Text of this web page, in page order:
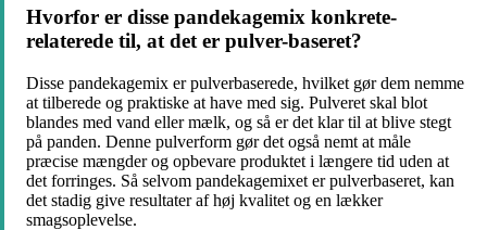
Hvorfor er disse pandekagemix konkrete-
relaterede til, at det er pulver-baseret?
Disse pandekagemix er pulverbaserede, hvilket gør dem nemme
at tilberede og praktiske at have med sig. Pulveret skal blot
blandes med vand eller mælk, og så er det klar til at blive stegt
på panden. Denne pulverform gør det også nemt at måle
præcise mængder og opbevare produktet i længere tid uden at
det forringes. Så selvom pandekagemixet er pulverbaseret, kan
det stadig give resultater af høj kvalitet og en lækker
smagsoplevelse.